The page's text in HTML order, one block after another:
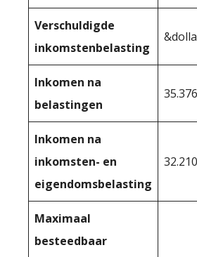
Verschuldigde
inkomstenbelasting
Inkomen na
belastingen
35.376
Inkomen na
inkomsten- en
eigendomsbelasting
32.210
Maximaal
besteedbaar